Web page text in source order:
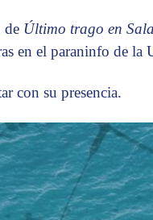
de Último trago en
en el paraninfo de la
con su presencia.